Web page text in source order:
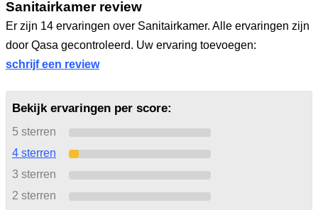
Sanitairkamer review
Er zijn 14 ervaringen over Sanitairkamer. Alle ervaringen zijn
door Qasa gecontroleerd. Uw ervaring toevoegen:
schrijf een review
Bekijk ervaringen per score:
5 sterren
4 sterren
3 sterren
2 sterren